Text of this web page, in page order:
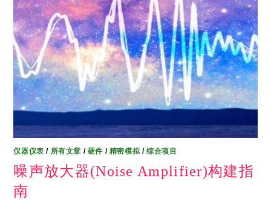
仪器仪表 / 所有文章 / 硬件 / 精密模拟 /综合项目
噪声放大器(Noise Amplifier)构建指
南